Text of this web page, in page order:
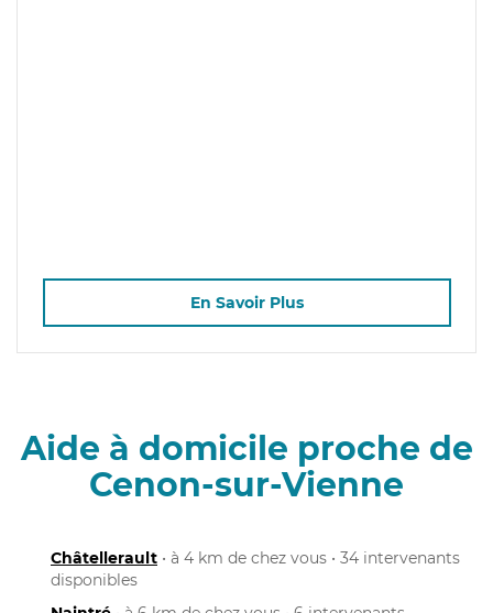
En Savoir Plus
Aide à domicile proche de
Cenon-sur-Vienne
Châtellerault • à 4 km de chez vous • 34 intervenants
disponibles